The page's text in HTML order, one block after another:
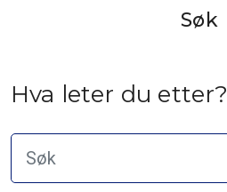
Søk
Hva leter du etter?